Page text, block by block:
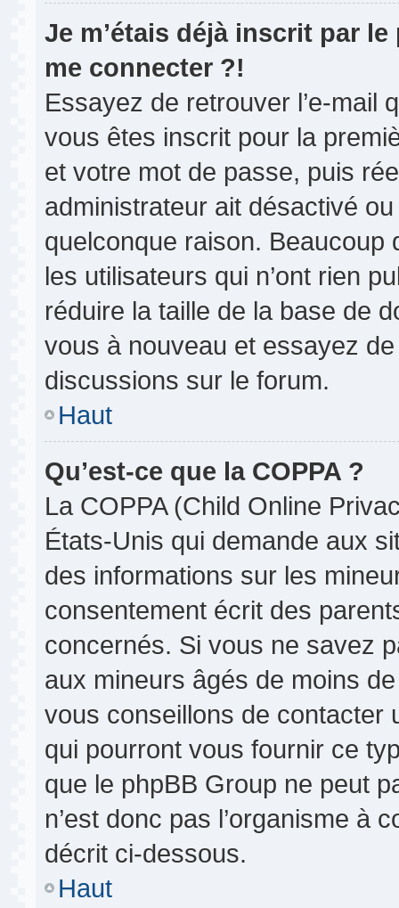
Je m’étais déjà inscrit par
me connecter ?!
Essayez de retrouver l’e-mail
vous êtes inscrit pour la
et votre mot de passe, puis
administrateur ait désactivé
quelconque raison. Beaucoup
les utilisateurs qui n’ont rien
réduire la taille de la base de
vous à nouveau et essayez
discussions sur le forum.
Haut
Qu’est-ce que la COPPA ?
La COPPA (Child Online
États-Unis qui demande aux
des informations sur les
consentement écrit des
concernés. Si vous ne savez
aux mineurs âgés de moins
vous conseillons de contacter
qui pourront vous fournir ce
que le phpBB Group ne peut
n’est donc pas l’organisme à
décrit ci-dessous.
Haut